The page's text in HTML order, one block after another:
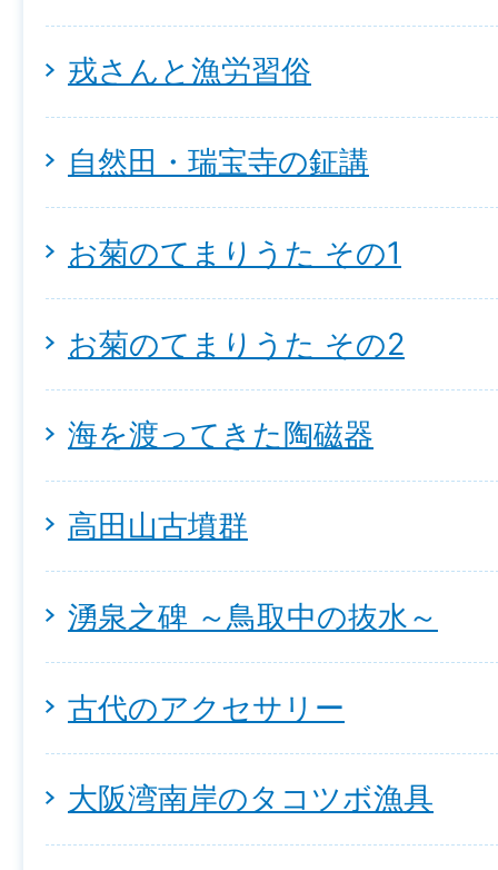
戎さんと漁労習俗
自然田・瑞宝寺の鉦講
お菊のてまりうた その1
お菊のてまりうた その2
海を渡ってきた陶磁器
高田山古墳群
湧泉之碑 ～鳥取中の抜水～
古代のアクセサリー
大阪湾南岸のタコツボ漁具